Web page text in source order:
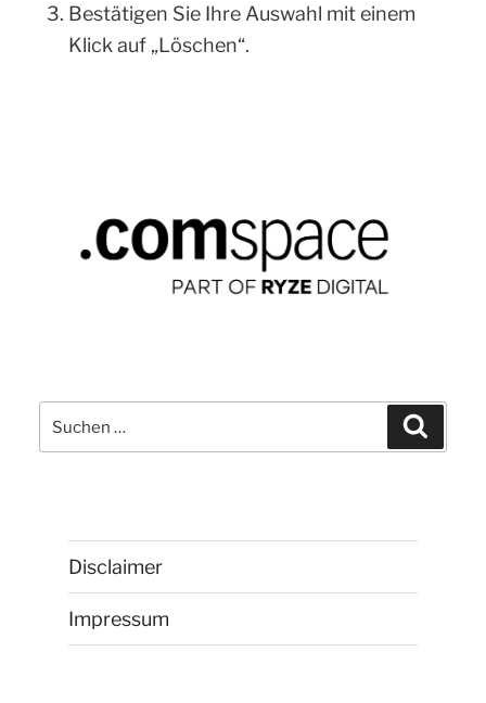
Bestätigen Sie Ihre Auswahl mit einem
Klick auf „Löschen“.
Suchen
nach:
Disclaimer
Impressum